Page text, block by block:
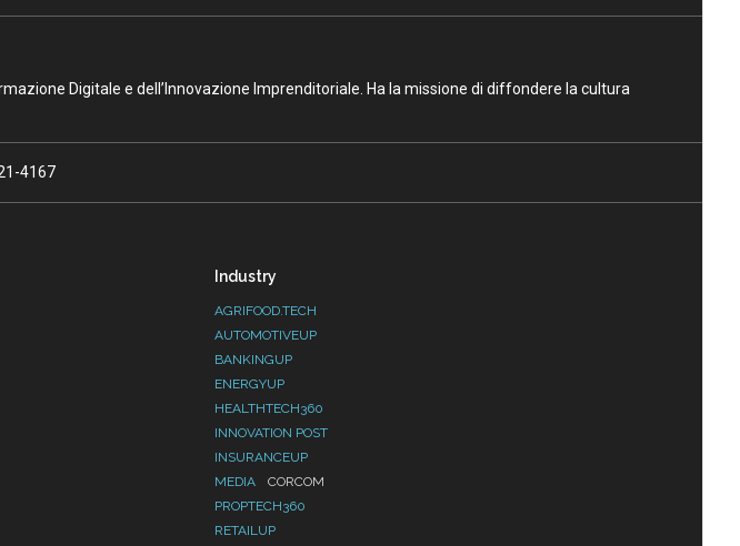
Digitale e dell’Innovazione Imprenditoriale. Ha la missione di diffondere la cultura
4167
Industry
AGRIFOOD.TECH
AUTOMOTIVEUP
BANKINGUP
ENERGYUP
HEALTHTECH360
INNOVATION POST
INSURANCEUP
MEDIA
CORCOM
PROPTECH360
RETAILUP